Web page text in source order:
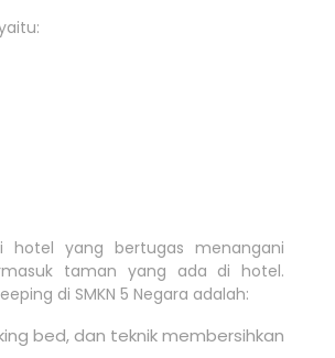
hotel yang bertugas menangani
taman yang ada di hotel.
di SMKN 5 Negara adalah:
bed, dan teknik membersihkan